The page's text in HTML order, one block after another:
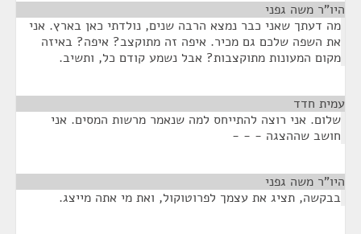
היו"ר משה גפני
מה דעתך שאני כבר נמצא הרבה שנים, נולדתי כאן בארץ. אני
את השפה שלכם גם מכיר. איפה זה מתוקצב? איפה? באיזה
מקום המעונות מתוקצבות? אבל נשמע קודם כל, ותשיב.
עמית חדד
שלום. אני רוצה להתייחס למה שנאמר מרשות המסים. אני
חושב שההצגה - - -
היו"ר משה גפני
בבקשה, תציג את עצמך לפרוטוקול, ואת מי אתה מייצג.